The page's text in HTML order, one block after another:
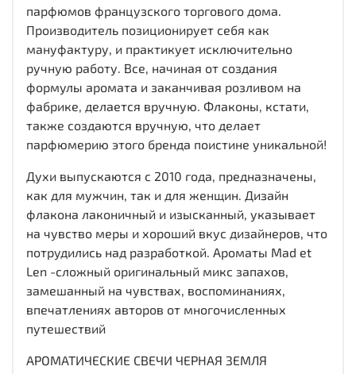
парфюмов французского торгового дома.
Производитель позиционирует себя как
мануфактуру, и практикует исключительно
ручную работу. Все, начиная от создания
формулы аромата и заканчивая розливом на
фабрике, делается вручную. Флаконы, кстати,
также создаются вручную, что делает
парфюмерию этого бренда поистине уникальной!
Духи выпускаются с 2010 года, предназначены,
как для мужчин, так и для женщин. Дизайн
флакона лаконичный и изысканный, указывает
на чувство меры и хороший вкус дизайнеров, что
потрудились над разработкой. Ароматы Mad et
Len -сложный оригинальный микс запахов,
замешанный на чувствах, воспоминаниях,
впечатлениях авторов от многочисленных
путешествий
АРОМАТИЧЕСКИЕ СВЕЧИ ЧЕРНАЯ ЗЕМЛЯ